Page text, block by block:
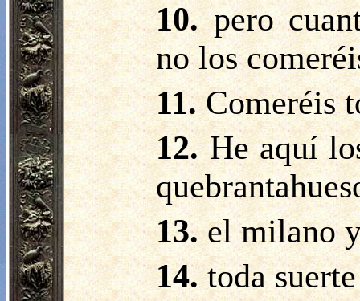
10.pero
no los
11.Comeréis
12.He aquí
13.el milano
14.toda